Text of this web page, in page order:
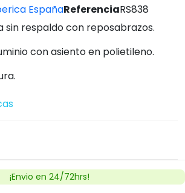
EspañaReferenciaRS838
sin respaldo con reposabrazos.
con asiento en polietileno.
¡Envio en 24/72hrs!